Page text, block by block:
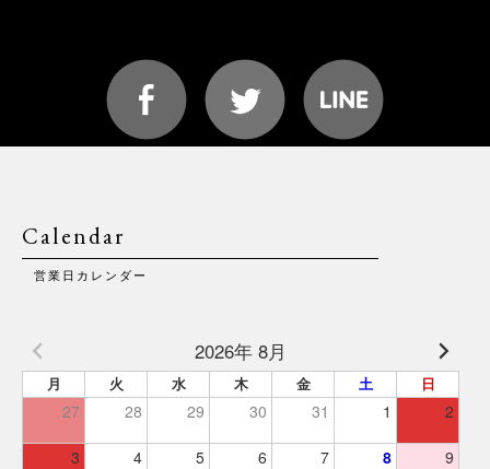
Calendar
営業日カレンダー
2026年 8月
月 火 水 木 金 土 日
27 28 29 30 31 1 2
3 4 5 6 7 8 9